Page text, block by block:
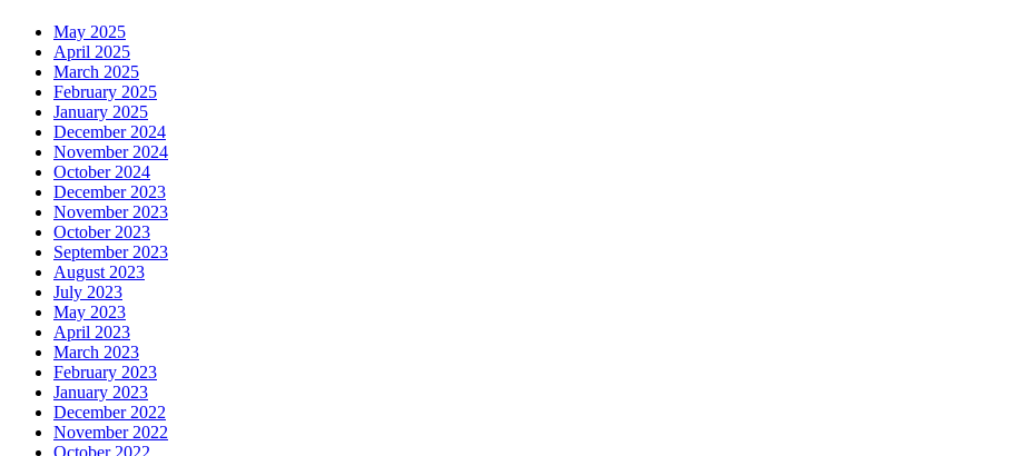
May 2025
April 2025
March 2025
February 2025
January 2025
December 2024
November 2024
October 2024
December 2023
November 2023
October 2023
September 2023
August 2023
July 2023
May 2023
April 2023
March 2023
February 2023
January 2023
December 2022
November 2022
October 2022